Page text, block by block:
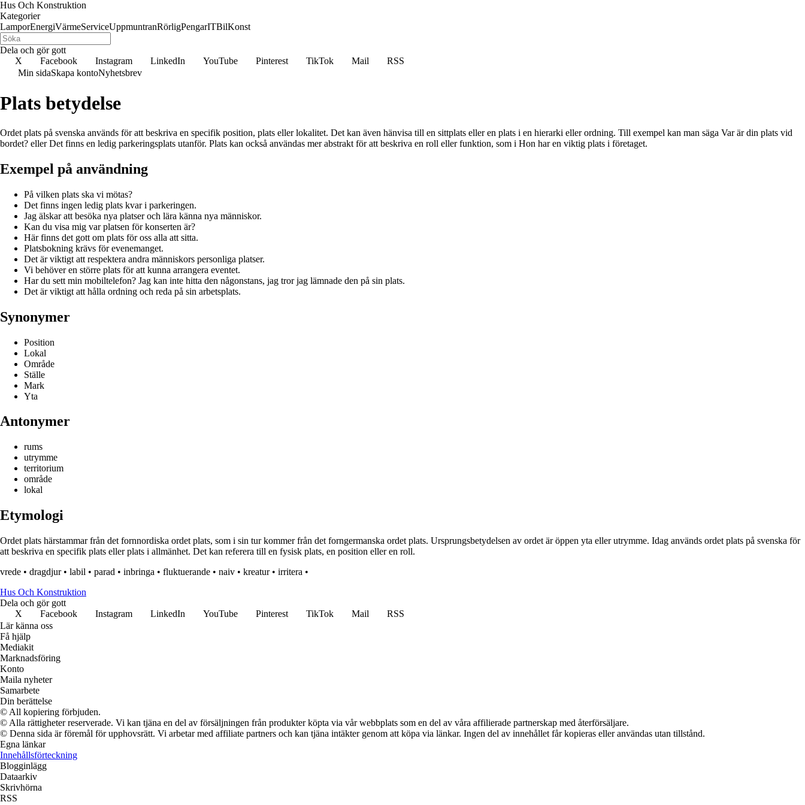
Hus Och Konstruktion
Kategorier
LamporEnergiVärmeServiceUppmuntranRörligPengarITBilKonst
Dela och gör gott
X
Facebook Instagram LinkedIn YouTube Pinterest TikTok Mail
RSS
Min sidaSkapa kontoNyhetsbrev
Plats betydelse
Ordet plats på svenska används för att beskriva en specifik position, plats eller lokalitet. Det kan även hänvisa till en sittplats eller en plats i en hierarki eller ordning. Till exempel kan man säga Var är din plats vid
bordet? eller Det finns en ledig parkeringsplats utanför. Plats kan också användas mer abstrakt för att beskriva en roll eller funktion, som i Hon har en viktig plats i företaget.
Exempel på användning
På vilken plats ska vi mötas?
Det finns ingen ledig plats kvar i parkeringen.
Jag älskar att besöka nya platser och lära känna nya människor.
Kan du visa mig var platsen för konserten är?
Här finns det gott om plats för oss alla att sitta.
Platsbokning krävs för evenemanget.
Det är viktigt att respektera andra människors personliga platser.
Vi behöver en större plats för att kunna arrangera eventet.
Har du sett min mobiltelefon? Jag kan inte hitta den någonstans, jag tror jag lämnade den på sin plats.
Det är viktigt att hålla ordning och reda på sin arbetsplats.
Synonymer
Position
Lokal
Område
Ställe
Mark
Yta
Antonymer
rums
utrymme
territorium
område
lokal
Etymologi
Ordet plats härstammar från det fornnordiska ordet plats, som i sin tur kommer från det forngermanska ordet plats. Ursprungsbetydelsen av ordet är öppen yta eller utrymme. Idag används ordet plats på svenska för
att beskriva en specifik plats eller plats i allmänhet. Det kan referera till en fysisk plats, en position eller en roll.
vrede • dragdjur• labil • parad • inbringa • fluktuerande • naiv • kreatur• irritera •
Hus Och Konstruktion
Dela och gör gott
X
Facebook Instagram LinkedIn YouTube Pinterest TikTok Mail
RSS
Lär känna oss
Få hjälp
Mediakit
Marknadsföring
Konto
Maila nyheter
Samarbete
Din berättelse
© All kopiering förbjuden.
© Alla rättigheter reserverade. Vi kan tjäna en del av försäljningen från produkter köpta via vår webbplats som en del av våra affilierade partnerskap med återförsäljare.
© Denna sida är föremål för upphovsrätt. Vi arbetar med affiliate partners och kan tjäna intäkter genom att köpa via länkar. Ingen del av innehållet får kopieras eller användas utan tillstånd.
Egna länkar
Innehållsförteckning
Blogginlägg
Dataarkiv
Skrivhörna
RSS